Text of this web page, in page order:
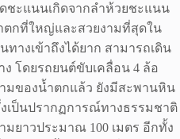
ชะแนนเกิดจากลำห้วยชะแนน
ตกที่ใหญ่และสวยงามที่สุดใน
างเข้าถึงได้ยาก สามารถเดิน
โดยรถยนต์ขับเคลื่อน 4 ล้อ
มของน้ำตกแล้ว ยังมีสะพานหิน
เป็นปรากฏการณ์ทางธรรมชาติ
ยาวประมาณ 100 เมตร อีกทั้ง